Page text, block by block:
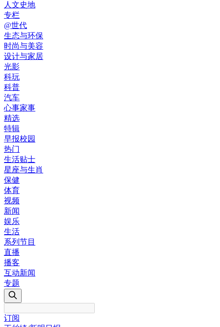
人文史地
专栏
@世代
生态与环保
时尚与美容
设计与家居
光影
科玩
科普
汽车
心事家事
精选
特辑
早报校园
热门
生活贴士
星座与生肖
保健
体育
视频
新闻
娱乐
生活
系列节目
直播
播客
互动新闻
专题
订阅